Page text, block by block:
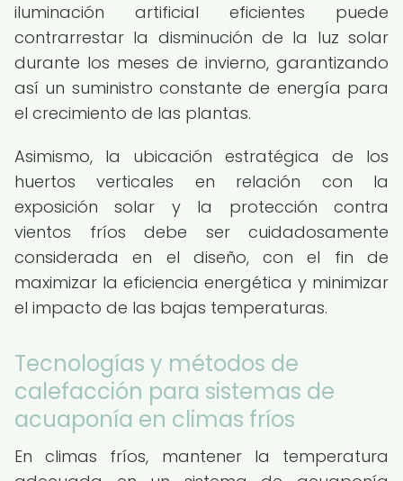
iluminación artificial eficientes puede
contrarrestar la disminución de la luz solar
durante los meses de invierno, garantizando
así un suministro constante de energía para
el crecimiento de las plantas.
Asimismo, la ubicación estratégica de los
huertos verticales en relación con la
exposición solar y la protección contra
vientos fríos debe ser cuidadosamente
considerada en el diseño, con el fin de
maximizar la eficiencia energética y minimizar
el impacto de las bajas temperaturas.
Tecnologías y métodos de
calefacción para sistemas de
acuaponía en climas fríos
En climas fríos, mantener la temperatura